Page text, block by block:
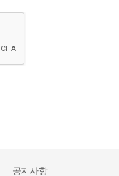
공지사항